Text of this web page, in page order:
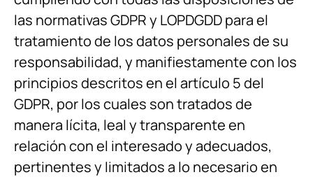
las normativas GDPR y LOPDGDD para el
tratamiento de los datos personales de su
responsabilidad, y manifiestamente con los
principios descritos en el artículo 5 del
GDPR, por los cuales son tratados de
manera lícita, leal y transparente en
relación con el interesado y adecuados,
pertinentes y limitados a lo necesario en